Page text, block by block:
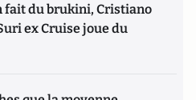
fait du brukini, Cristiano
ex Cruise joue du